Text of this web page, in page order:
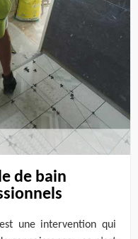
de bain
une intervention qui